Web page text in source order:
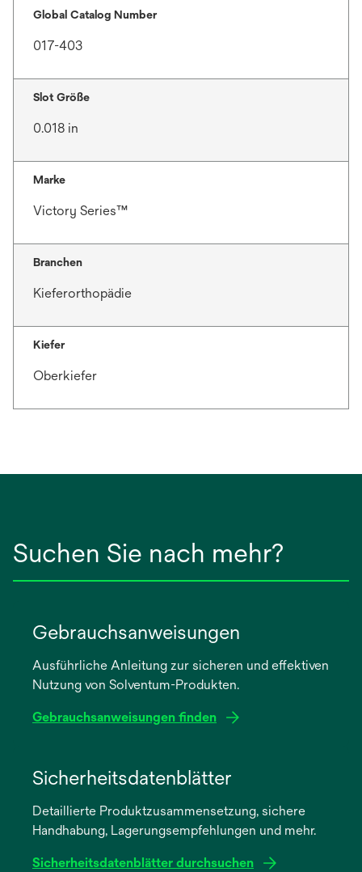
Global Catalog Number
017-403
Slot Größe
0.018 in
Marke
Victory Series™
Branchen
Kieferorthopädie
Kiefer
Oberkiefer
Suchen Sie nach mehr?
Gebrauchsanweisungen
Ausführliche Anleitung zur sicheren und effektiven
Nutzung von Solventum-Produkten.
Gebrauchsanweisungen finden
neuen
Registerkarte
Sicherheitsdatenblätter
Detaillierte Produktzusammensetzung, sichere
Handhabung, Lagerungsempfehlungen und mehr.
Sicherheitsdatenblätter durchsuchen